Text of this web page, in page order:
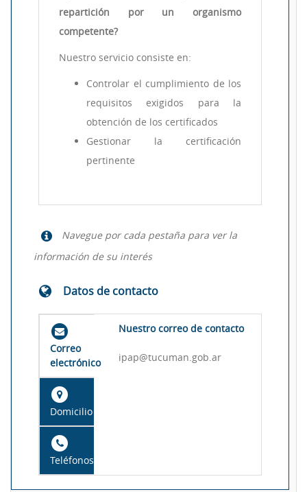
repartición por un organismo
competente?
Nuestro servicio consiste en:
Controlar el cumplimiento de los
requisitos exigidos para la
obtención de los certificados
Gestionar la certificación
pertinente
Navegue por cada pestaña para ver la
información de su interés
Datos de contacto
Correo
electrónico
Domicilio
Teléfonos
Nuestro correo de contacto
ipap@tucuman.gob.ar